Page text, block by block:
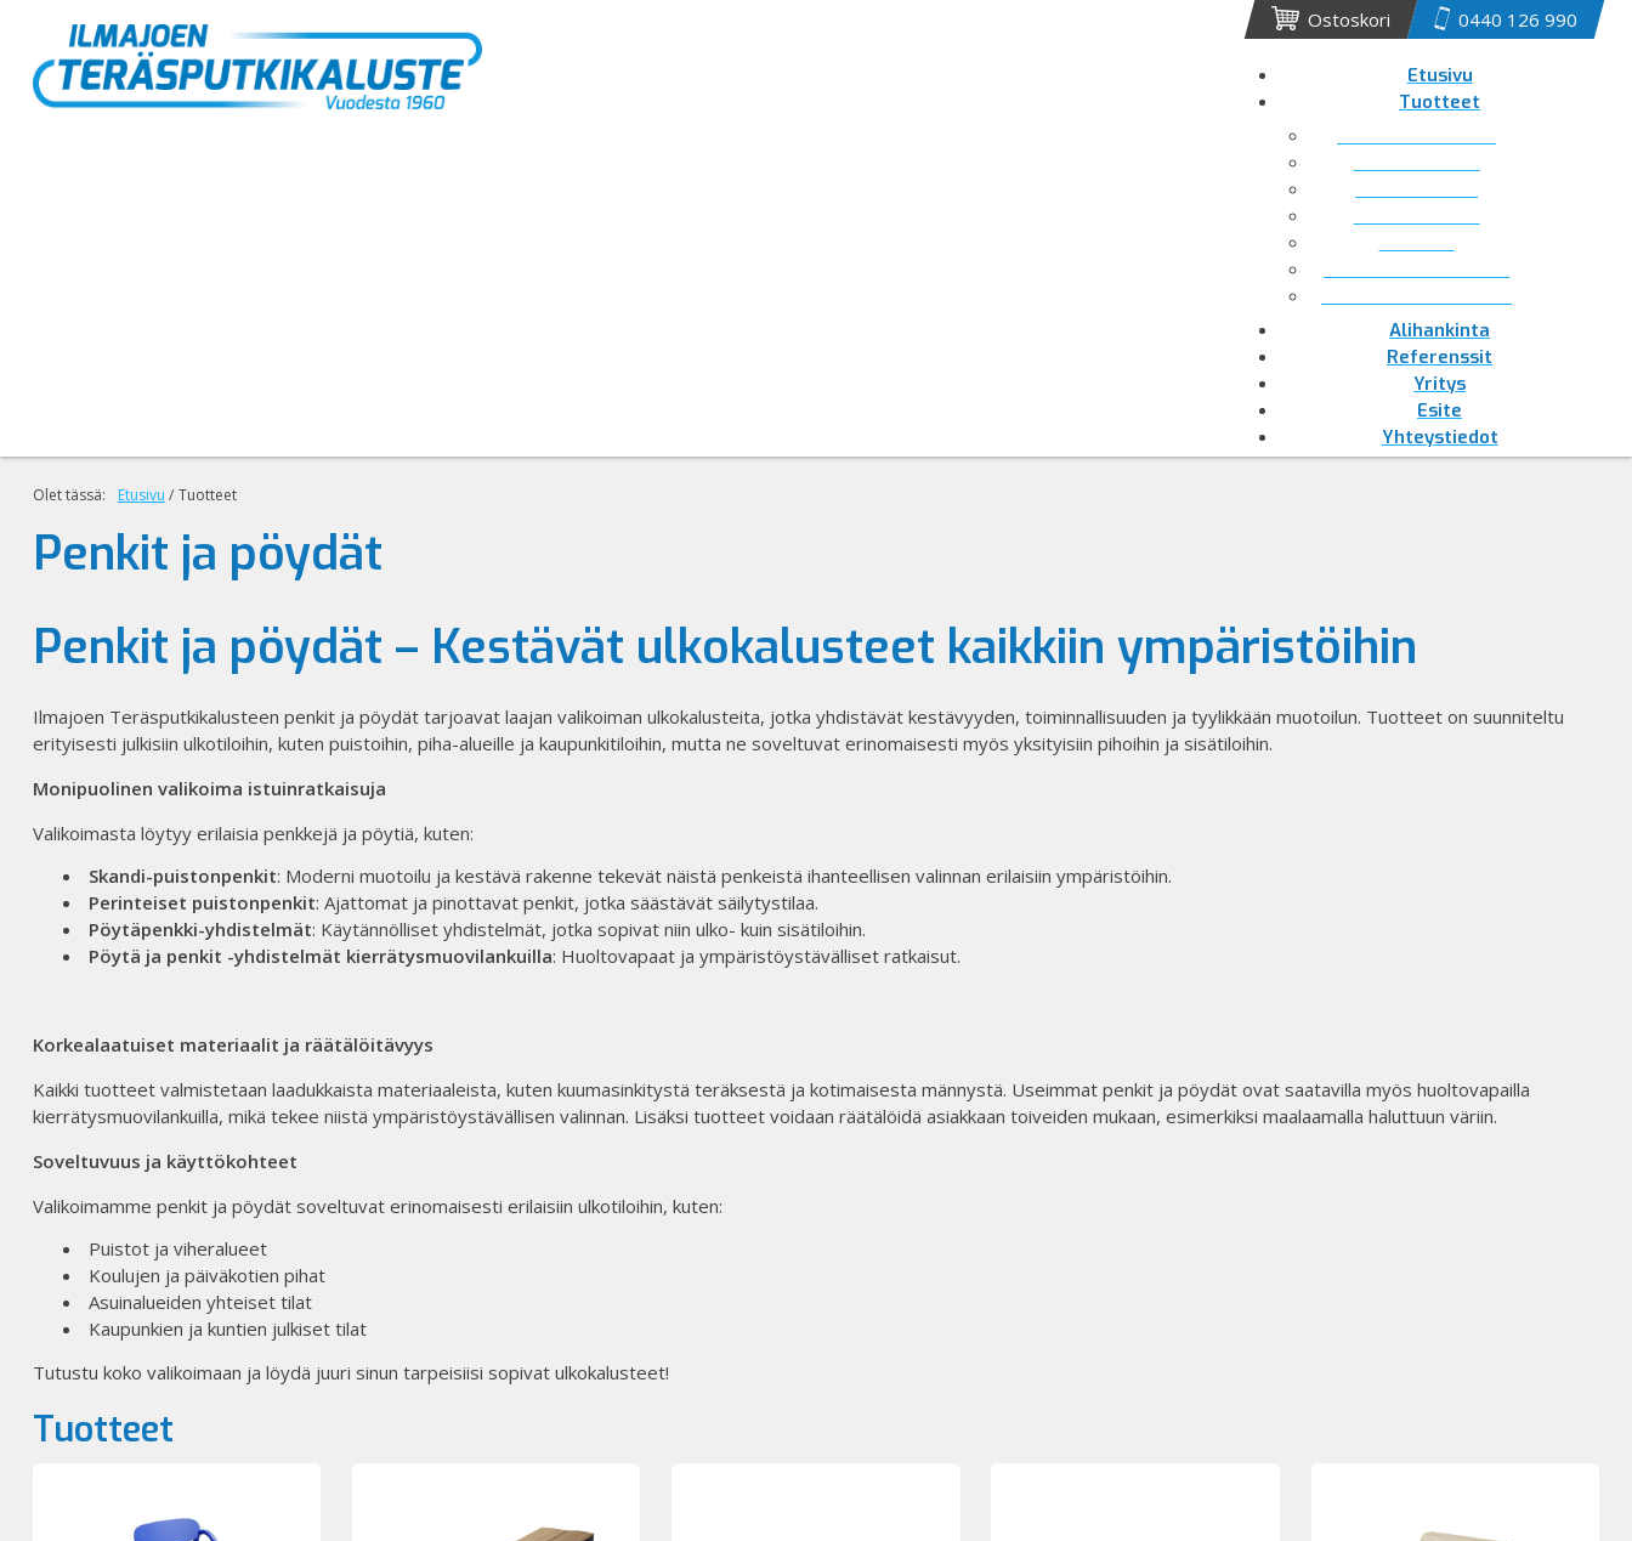
0440 126 990
Ostoskori
Etusivu
Tuotteet
Alihankinta
Referenssit
Yritys
Esite
Yhteystiedot
Olet tässä: Etusivu / Tuotteet
Penkit ja pöydät
Penkit ja pöydät – Kestävät ulkokalusteet kaikkiin ympäristöihin
Ilmajoen Teräsputkikalusteen penkit ja pöydät tarjoavat laajan valikoiman ulkokalusteita, jotka yhdistävät kestävyyden, toiminnallisuuden ja tyylikkään muotoilun. Tuotteet on suunniteltu
erityisesti julkisiin ulkotiloihin, kuten puistoihin, piha-alueille ja kaupunkitiloihin, mutta ne soveltuvat erinomaisesti myös yksityisiin pihoihin ja sisätiloihin.​
Monipuolinen valikoima istuinratkaisuja
Valikoimasta löytyy erilaisia penkkejä ja pöytiä, kuten:​
Skandi-puistonpenkit: Moderni muotoilu ja kestävä rakenne tekevät näistä penkeistä ihanteellisen valinnan erilaisiin ympäristöihin.
Perinteiset puistonpenkit: Ajattomat ja pinottavat penkit, jotka säästävät säilytystilaa. ​
Pöytäpenkki-yhdistelmät: Käytännölliset yhdistelmät, jotka sopivat niin ulko- kuin sisätiloihin. ​
Pöytä ja penkit -yhdistelmät kierrätysmuovilankuilla: Huoltovapaat ja ympäristöystävälliset ratkaisut.
Korkealaatuiset materiaalit ja räätälöitävyys
Kaikki tuotteet valmistetaan laadukkaista materiaaleista, kuten kuumasinkitystä teräksestä ja kotimaisesta männystä. Useimmat penkit ja pöydät ovat saatavilla myös huoltovapailla
kierrätysmuovilankuilla, mikä tekee niistä ympäristöystävällisen valinnan. Lisäksi tuotteet voidaan räätälöidä asiakkaan toiveiden mukaan, esimerkiksi maalaamalla haluttuun väriin.​
Soveltuvuus ja käyttökohteet
Valikoimamme penkit ja pöydät soveltuvat erinomaisesti erilaisiin ulkotiloihin, kuten:​
Puistot ja viheralueet​
Koulujen ja päiväkotien pihat​
Asuinalueiden yhteiset tilat​
Kaupunkien ja kuntien julkiset tilat​
Tutustu koko valikoimaan ja löydä juuri sinun tarpeisiisi sopivat ulkokalusteet!
Tuotteet